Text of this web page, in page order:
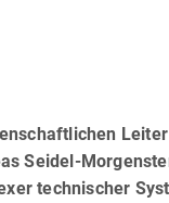
Seidel-
technischer